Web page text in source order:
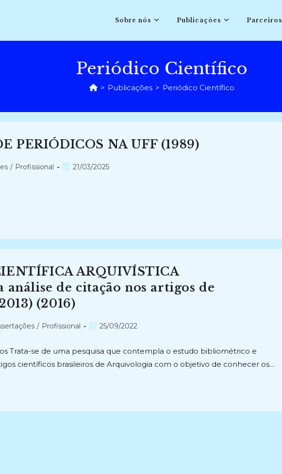
Sobre nós Publicações Parceiros
Periódico Científico
> Publicações > Periódico Científico
PERIÓDICOS NA UFF (1989)
/ Profissional
Post21/03/2025
ARQUIVÍSTICA
análise de citação nos artigos de
(2016)
/ Profissional
Post25/09/2022
Trata-se de uma pesquisa que contempla o estudo bibliométrico e
científicos brasileiros de Arquivologia com o objetivo de conhecer os…